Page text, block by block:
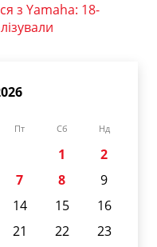
з Yamaha: 18-
Пт Сб Нд
1
2
7 8
9
14 15
16
21 22
23